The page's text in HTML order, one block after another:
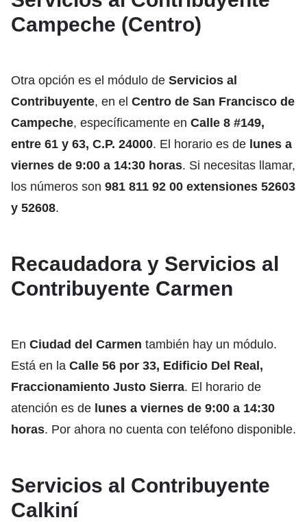
Campeche (Centro)
Otra opción es el módulo de Servicios al
Contribuyente, en el Centro de San Francisco de
Campeche, específicamente en Calle 8 #149,
entre 61 y 63, C.P. 24000. El horario es de lunes a
viernes de 9:00 a 14:30 horas. Si necesitas llamar,
los números son 981 811 92 00 extensiones 52603
y 52608.
Recaudadora y Servicios al
Contribuyente Carmen
En Ciudad del Carmen también hay un módulo.
Está en la Calle 56 por 33, Edificio Del Real,
Fraccionamiento Justo Sierra. El horario de
atención es de lunes a viernes de 9:00 a 14:30
horas. Por ahora no cuenta con teléfono disponible.
Servicios al Contribuyente
Calkiní